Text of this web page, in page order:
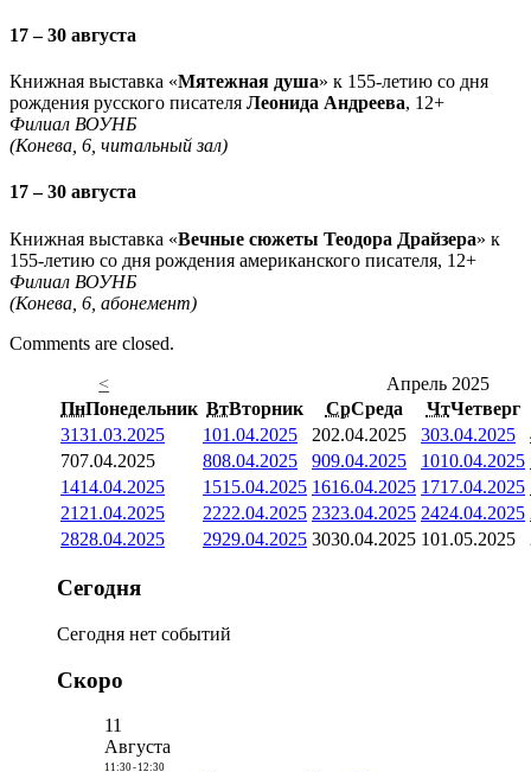
17 – 30 августа
Книжная выставка «Мятежная душа» к 155-летию со дня
рождения русского писателя Леонида Андреева, 12+
Филиал ВОУНБ
(Конева, 6, читальный зал)
17 – 30 августа
Книжная выставка «Вечные сюжеты Теодора Драйзера» к
155-летию со дня рождения американского писателя, 12+
Филиал ВОУНБ
(Конева, 6, абонемент)
Comments are closed.
<
Апрель 2025
ПнПонедельник ВтВторник СрСреда ЧтЧетверг
3131.03.2025 101.04.2025 202.04.2025 303.04.2025
707.04.2025 808.04.2025 909.04.2025 1010.04.2025
1414.04.2025 1515.04.2025 1616.04.2025 1717.04.2025
21 21.04.2025 2222.04.2025 2323.04.2025 2424.04.2025
2828.04.2025 2929.04.2025 3030.04.2025 101.05.2025
Сегодня
Сегодня нет событий
Скоро
11
Августа
11:30- 12:30